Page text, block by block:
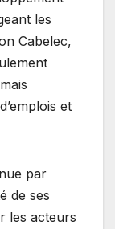
les
Cabelec,
et
par
de ses
les acteurs